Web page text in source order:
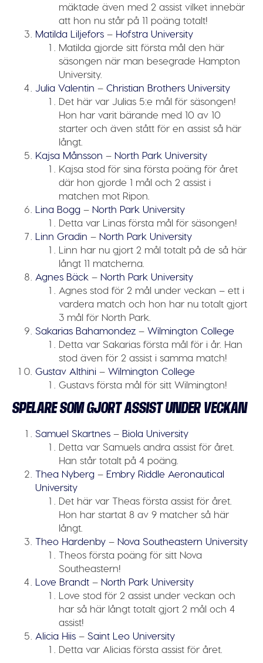
mäktade även med 2 assist vilket innebär
att hon nu står på 11 poäng totalt!
Matilda Liljefors – Hofstra University
Matilda gjorde sitt första mål den här
säsongen när man besegrade Hampton
University.
Julia Valentin –Christian Brothers University
Det här var Julias 5:e mål för säsongen!
Hon har varit bärande med 10 av 10
starter och även stått för en assist så här
långt.
Kajsa Månsson – North Park University
Kajsa stod för sina första poäng för året
där hon gjorde 1 mål och 2 assist i
matchen mot Ripon.
Lina Bogg – North Park University
Detta var Linas första mål för säsongen!
Linn Gradin – North Park University
Linn har nu gjort 2 mål totalt på de så här
långt 11 matcherna.
Agnes Bäck – North Park University
Agnes stod för 2 mål under veckan – ett i
vardera match och hon har nu totalt gjort
3 mål för North Park.
Sakarias Bahamondez –Wilmington College
Detta var Sakarias första mål för i år. Han
stod även för 2 assist i samma match!
Gustav Althini –Wilmington College
Gustavs första mål för sitt Wilmington!
SPELARE SOM GJORT ASSIST UNDER VECKAN
Samuel Skartnes – Biola University
Detta var Samuels andra assist för året.
Han står totalt på 4 poäng.
Thea Nyberg – Embry Riddle Aeronautical
University
Det här var Theas första assist för året.
Hon har startat 8 av 9 matcher så här
långt.
Theo Hardenby – Nova Southeastern University
Theos första poäng för sitt Nova
Southeastern!
Love Brandt – North Park University
Love stod för 2 assist under veckan och
har så här långt totalt gjort 2 mål och 4
assist!
Alicia Hiis –Saint Leo University
Detta var Alicias första assist för året.